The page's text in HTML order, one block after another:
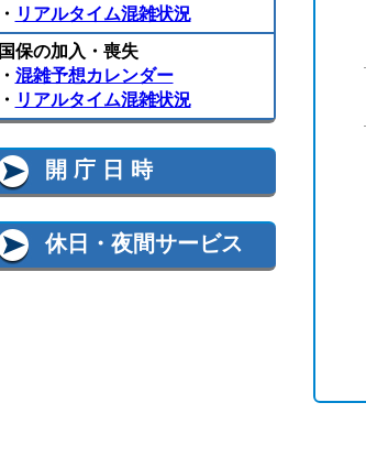
・ リアルタイム混雑状況
国保の加入・喪失
・ 混雑予想カレンダー
・ リアルタイム混雑状況
開 庁 日 時
休日・夜間サービス